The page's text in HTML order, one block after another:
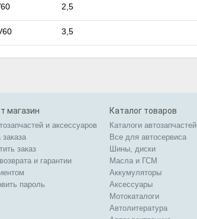
2,5
3,5
магазин
и аксессуаров
заказа
заказ
и гарантии
пароль
Каталог товаров
Каталоги автозапчастей
Все для автосервиса
Шины, диски
Масла и ГСМ
Аккумуляторы
Аксессуары
Мотокаталоги
Автолитература